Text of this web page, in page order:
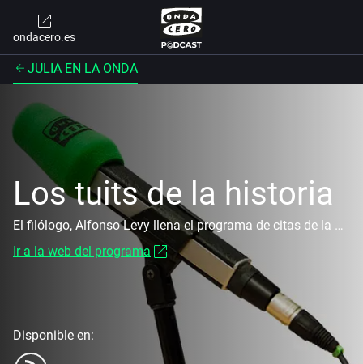
ondacero.es
JULIA EN LA ONDA
Los tuits de la historia
El filólogo, Alfonso Levy llena el programa de citas de la historia, píldoras de sabiduría y sensibilidad.
Ir a la web del programa
Disponible en: